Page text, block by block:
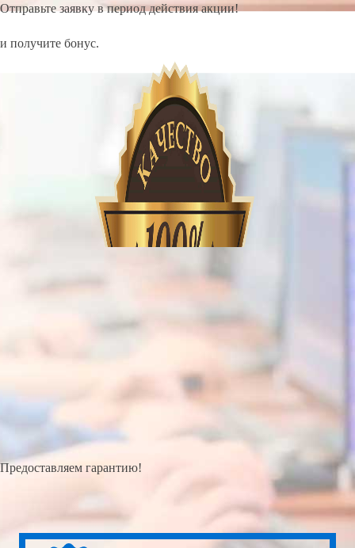
Отправьте заявку в период действия акции!
и получите бонус.
Предоставляем гарантию!